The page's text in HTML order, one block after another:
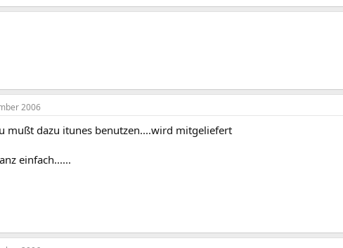
2006
mußt dazu itunes benutzen....wird mitgeliefert
einfach......